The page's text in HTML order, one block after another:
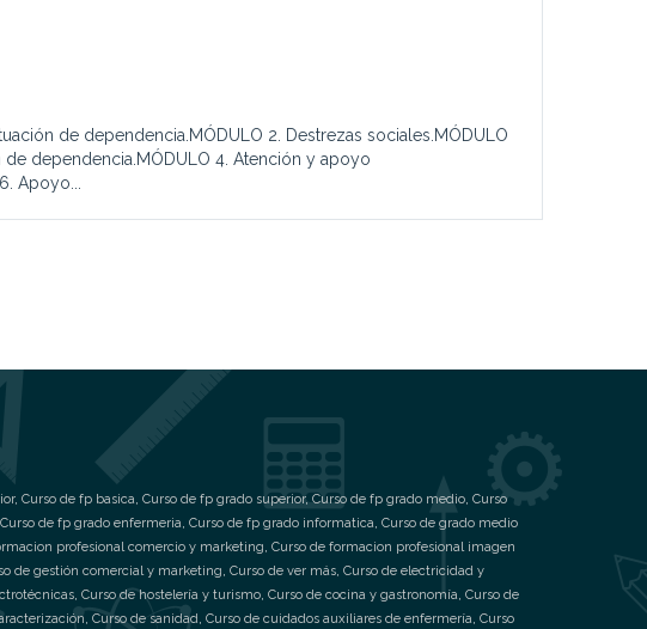
de dependencia.MÓDULO 2. Destrezas sociales.MÓDULO
dependencia.MÓDULO 4. Atención y apoyo
Apoyo...
, Curso de fp basica, Curso de fp grado superior,Curso de fp grado medio, Curso
Curso de fp grado enfermeria, Curso de fp grado informatica, Curso de grado medio
profesional comercio y marketing, Curso de formacion profesional imagen
de gestión comercial y marketing, Curso de ver más, Curso de electricidad y
, Curso de hostelería y turismo, Curso de cocina y gastronomía, Curso de
, Curso de sanidad, Curso de cuidados auxiliares de enfermería, Curso